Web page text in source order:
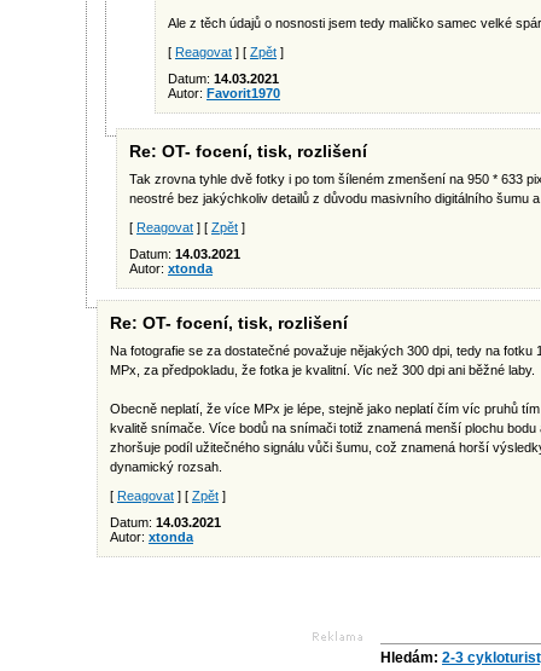
Ale z těch údajů o nosnosti jsem tedy maličko samec velké
[ Reagovat ] [ Zpět ]
Datum: 14.03.2021
Autor: Favorit1970
Re: OT- focení, tisk, rozlišení
Tak zrovna tyhle dvě fotky i po tom šíleném zmenšení na 950 * 633
neostré bez jakýchkoliv detailů z důvodu masivního digitálního šumu
[ Reagovat ] [ Zpět ]
Datum: 14.03.2021
Autor: xtonda
Re: OT- focení, tisk, rozlišení
Na fotografie se za dostatečné považuje nějakých 300 dpi, tedy na
MPx, za předpokladu, že fotka je kvalitní. Víc než 300 dpi ani běžné laby.
Obecně neplatí, že více MPx je lépe, stejně jako neplatí čím víc pruhů
kvalitě snímače. Více bodů na snímači totiž znamená menší plochu
zhoršuje podíl užitečného signálu vůči šumu, což znamená horší
dynamický rozsah.
[ Reagovat ] [ Zpět ]
Datum: 14.03.2021
Autor: xtonda
Hledám: 2-3